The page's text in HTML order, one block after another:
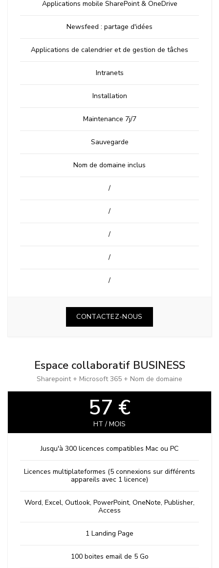
Applications mobile SharePoint & OneDrive
Newsfeed : partage d'idées
Applications de calendrier et de gestion de tâches
Intranets
Installation
Maintenance 7j/7
Sauvegarde
Nom de domaine inclus
/
/
/
/
/
CONTACTEZ-NOUS
Espace collaboratif BUSINESS
Sharepoint + Microsoft 365 + Nom de domaine
57 €
HT / MOIS
Jusqu'à 300 licences compatibles Mac ou PC
Licences multiplateformes (5 connexions sur différents
appareils avec 1 licence)
Word, Excel, Outlook, PowerPoint, OneNote, Publisher,
Access
1 Landing Page
100 boites email de 5 Go